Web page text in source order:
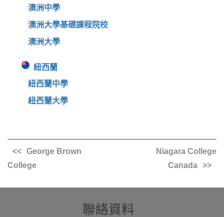
澳洲中學
澳洲大學基礎課程院校
澳洲大學
紐西蘭
紐西蘭中學
紐西蘭大學
George Brown
College
Niagara College
Canada
聯絡資料